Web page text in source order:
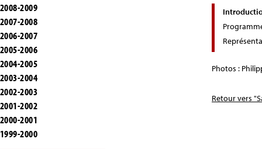
2008-2009
2007-2008
2006-2007
2005-2006
2004-2005
2003-2004
2002-2003
2001-2002
2000-2001
1999-2000
Photos :
Retour vers